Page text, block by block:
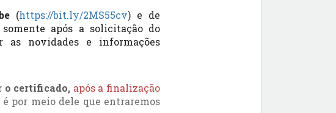
(https://bit.ly/2MS55cv)e de
somente após a solicitação do
as novidades e informações
o certificado, após a finalização
por meio dele que entraremos